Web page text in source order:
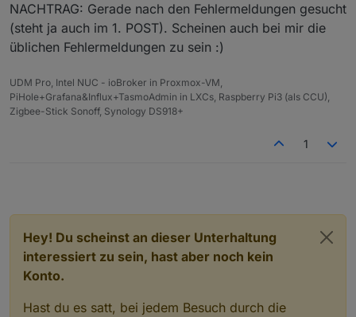
NACHTRAG: Gerade nach den Fehlermeldungen gesucht
(steht ja auch im 1. POST). Scheinen auch bei mir die
üblichen Fehlermeldungen zu sein :)
UDM Pro, Intel NUC - ioBroker in Proxmox-VM,
PiHole+Grafana&Influx+TasmoAdmin in LXCs, Raspberry Pi3 (als CCU),
Zigbee-Stick Sonoff, Synology DS918+
1
Hey! Du scheinst an dieser Unterhaltung
interessiert zu sein, hast aber noch kein
Konto.
Hast du es satt, bei jedem Besuch durch die